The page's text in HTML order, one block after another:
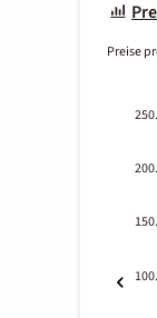
Preise